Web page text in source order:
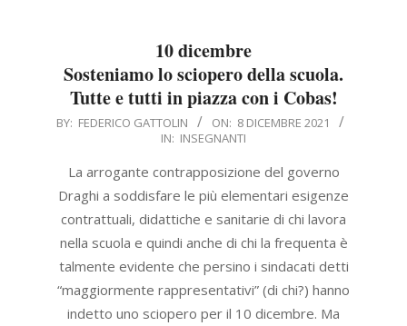
10 dicembre
Sosteniamo lo sciopero della scuola.
Tutte e tutti in piazza con i Cobas!
2021-
08
BY: FEDERICO GATTOLIN ON: 8 DICEMBRE 2021
IN: INSEGNANTI
La arrogante contrapposizione del governo
Draghi a soddisfare le più elementari esigenze
contrattuali, didattiche e sanitarie di chi lavora
nella scuola e quindi anche di chi la frequenta è
talmente evidente che persino i sindacati detti
“maggiormente rappresentativi” (di chi?) hanno
indetto uno sciopero per il 10 dicembre. Ma